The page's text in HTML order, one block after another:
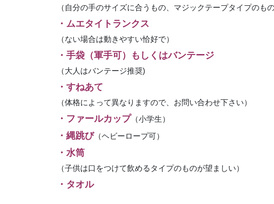
（自分の手のサイズに合うもの、マジックテープタイプのもの
・ムエタイトランクス
（ない場合は動きやすい恰好で）
・手袋（軍手可）もしくはバンテージ
（大人はバンテージ推奨)
・すねあて
（体格によって異なりますので、お問い合わせ下さい）
・ファールカップ （小学生）
・縄跳び（ヘビーロープ可）
・水筒
（子供は口をつけて飲めるタイプのものが望ましい）
・タオル